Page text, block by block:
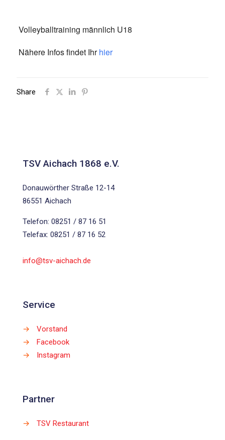
Volleyballtraining männlich U18
Nähere Infos findet Ihrhier
Share
TSV Aichach 1868 e.V.
Donauwörther Straße 12-14
86551 Aichach
Telefon: 08251 / 87 16 51
Telefax: 08251 / 87 16 52
info@tsv-aichach.de
Service
→
Vorstand
→
Facebook
→
Instagram
Partner
→ TSV Restaurant